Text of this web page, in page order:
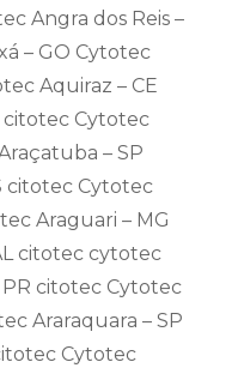
Angra dos Reis –
– GO Cytotec
Aquiraz – CE
citotec Cytotec
– SP
citotec Cytotec
Araguari – MG
citotec cytotec
citotec Cytotec
Araraquara – SP
Cytotec